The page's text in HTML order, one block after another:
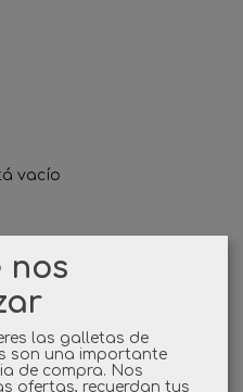
vacío
nos
las galletas de
son una importante
de compra. Nos
ofertas, recuerdan tus